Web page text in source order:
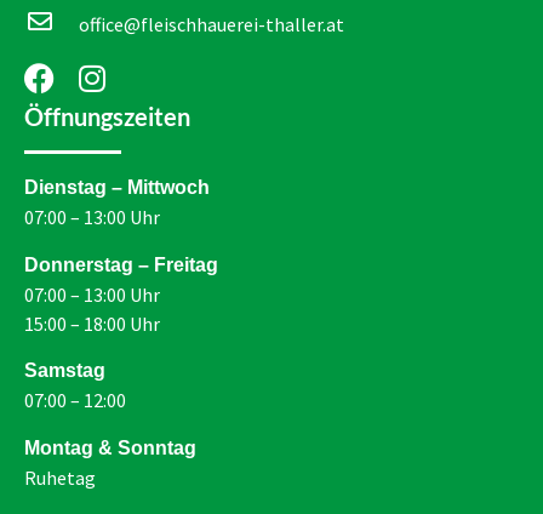
office@fleischhauerei-thaller.at
Öffnungszeiten
Dienstag – Mittwoch
07:00 – 13:00 Uhr
Donnerstag – Freitag
07:00 – 13:00 Uhr
15:00 – 18:00 Uhr
Samstag
07:00 – 12:00
Montag & Sonntag
Ruhetag